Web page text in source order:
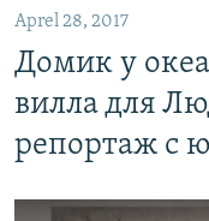
Aprel 28, 2017
Домик у
вилла для
репортаж с